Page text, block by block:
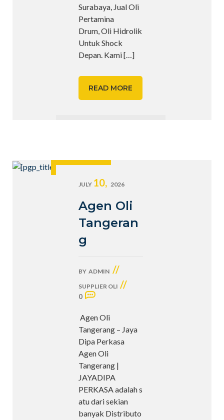
Surabaya, Jual Oli
Pertamina
Drum, Oli Hidrolik
Untuk Shock
Depan. Kami[…]
READ MORE
JULY 10, 2026
Agen Oli
Tangeran
g
BY ADMIN //
SUPPLIER OLI //
0
Agen Oli
Tangerang – Jaya
Dipa Perkasa
Agen Oli
Tangerang |
JAYADIPA
PERKASA adalah s
atu dari sekian
banyak Distributo